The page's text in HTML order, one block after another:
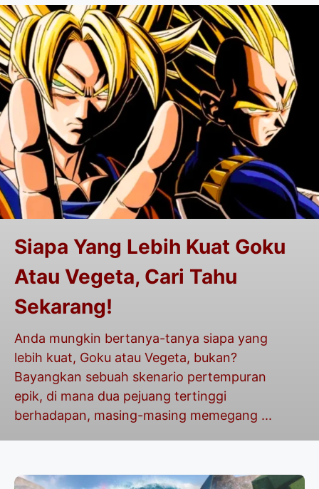
Siapa Yang Lebih Kuat Goku
Atau Vegeta, Cari Tahu
Sekarang!
Anda mungkin bertanya-tanya siapa yang
lebih kuat, Goku atau Vegeta, bukan?
Bayangkan sebuah skenario pertempuran
epik, di mana dua pejuang tertinggi
berhadapan, masing-masing memegang ...